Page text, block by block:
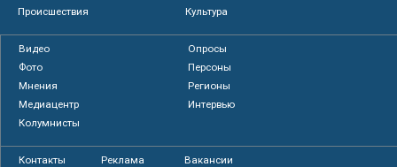
Происшествия
Культура
Видео
Опросы
Фото
Персоны
Мнения
Регионы
Медиацентр
Интервью
Колумнисты
Контакты Реклама Вакансии